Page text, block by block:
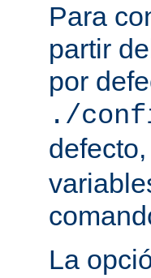
Para
partir
por
./
defecto,
La